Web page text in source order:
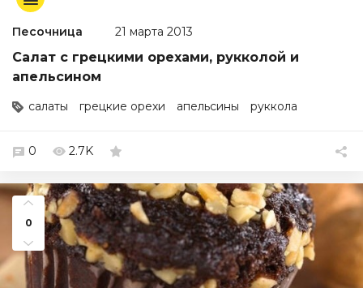
Песочница 21 марта 2013
Салат с грецкими орехами, рукколой и
апельсином
салаты грецкие орехи апельсины руккола
0 2.7K
0